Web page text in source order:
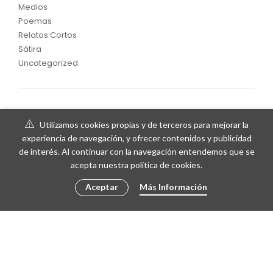
Medios
Poemas
Relatos Cortos
Sátira
Uncategorized
Utilizamos cookies propias y de terceros para mejorar la
experiencia de navegación, y ofrecer contenidos y publicidad
de interés. Al continuar con la navegación entendemos que se
acepta nuestra política de cookies.
Aceptar Más Información